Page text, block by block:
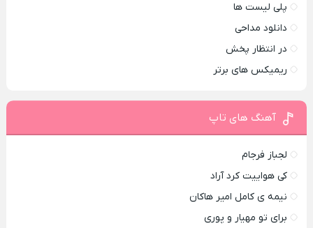
پلی لیست ها
دانلود مداحی
در انتظار پخش
ریمیکس های برتر
آهنگ های تاپ
لجباز فرجام
کی هواییت کرد آراد
نیمه ی کامل امیر هاکان
برای تو مهیار و پوری